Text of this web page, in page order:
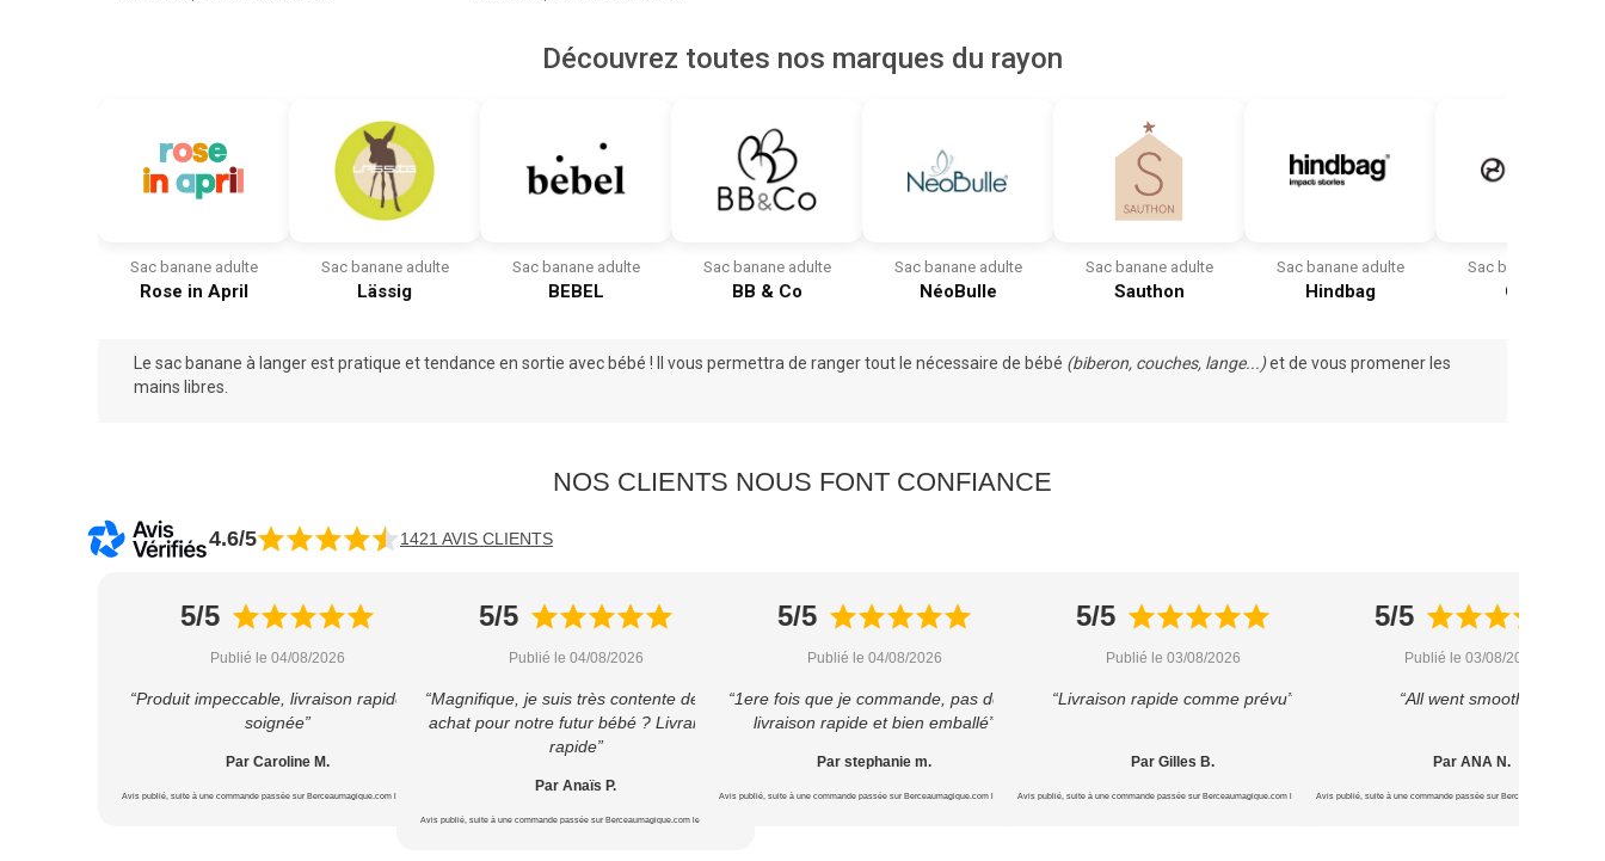
Découvrez toutes nos marques du rayon
Sac banane adulte
Rose in April
Sac banane adulte
Lässig
Sac banane adulte
BEBEL
Sac banane adulte
BB & Co
Sac banane adulte
NéoBulle
Sac banane adulte
Sauthon
Sac banane adulte
Hindbag
Sac banane adulte
Cybex
Le sac banane à langer est pratique et tendance en sortie avec bébé ! Il vous permettra de ranger tout le nécessaire de bébé (biberon, couches, lange...)et de vous promener les
mains libres.
NOS CLIENTS NOUS FONT CONFIANCE
4.6/5 1421 AVIS CLIENTS
5/5
Publié le 04/08/2026
“Produit impeccable, livraison rapide et
soignée”
Par Caroline M.
Avis publié, suite à une commande passée sur Berceaumagique.com le 22/07/2026
5/5
Publié le 04/08/2026
“Magnifique, je suis très contente de cet
achat pour notre futur bébé ? Livraison
rapide”
Par Anaïs P.
Avis publié, suite à une commande passée sur Berceaumagique.com le 16/07/2026
5/5
Publié le 04/08/2026
“1ere fois que je commande, pas déçu
livraison rapide et bien emballé”
Par stephanie m.
Avis publié, suite à une commande passée sur Berceaumagique.com le 16/07/2026
5/5
Publié le 03/08/2026
“Livraison rapide comme prévu”
Par Gilles B.
Avis publié, suite à une commande passée sur Berceaumagique.com le 15/07/2026
5/5
Publié le 03/08/2026
“All went smoothly”
Par ANA N.
Avis publié, suite à une commande passée sur Berceaumagique.com le